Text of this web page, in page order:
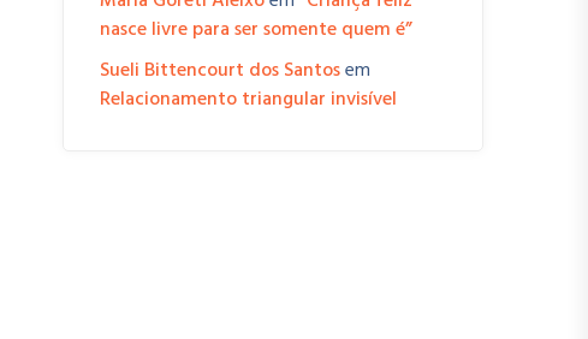
nasce livre para ser somente quem é”
Sueli Bittencourt dos Santosem
Relacionamento triangular invisível